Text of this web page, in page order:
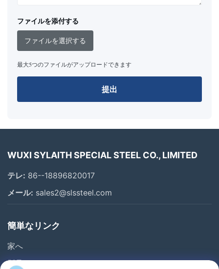
ファイルを添付する
ファイルを選択する
最大5つのファイルがアップロードできます
提出
WUXI SYLAITH SPECIAL STEEL CO., LIMITED
テレ: 86--18896820017
メール: sales2@slssteel.com
簡単なリンク
家へ
製品